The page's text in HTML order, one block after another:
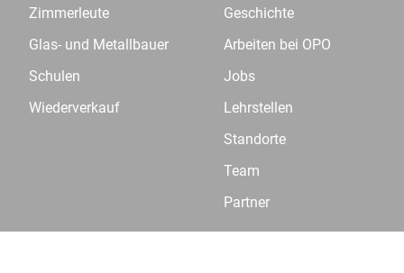
Zimmerleute
Glas- und Metallbauer
Schulen
Wiederverkauf
Geschichte
Arbeiten bei OPO
Jobs
Lehrstellen
Standorte
Team
Partner